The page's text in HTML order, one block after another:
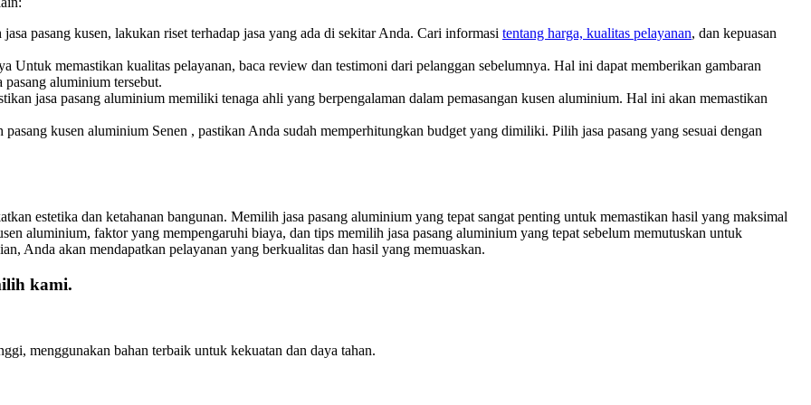
pasang kusen, lakukan riset terhadap jasa yang ada di sekitar Anda. Cari informasi tentang harga, kualitas pelayanan, dan kepuasan
Untuk memastikan kualitas pelayanan, baca review dan testimoni dari pelanggan sebelumnya. Hal ini dapat memberikan gambaran
pasang aluminium tersebut.
jasa pasang aluminium memiliki tenaga ahli yang berpengalaman dalam pemasangan kusen aluminium. Hal ini akan memastikan
kusen aluminium Senen , pastikan Anda sudah memperhitungkan budget yang dimiliki. Pilih jasa pasang yang sesuai dengan
estetika dan ketahanan bangunan. Memilih jasa pasang aluminium yang tepat sangat penting untuk memastikan hasil yang maksimal
aluminium, faktor yang mempengaruhi biaya, dan tips memilih jasa pasang aluminium yang tepat sebelum memutuskan untuk
Anda akan mendapatkan pelayanan yang berkualitas dan hasil yang memuaskan.
kami.
menggunakan bahan terbaik untuk kekuatan dan daya tahan.